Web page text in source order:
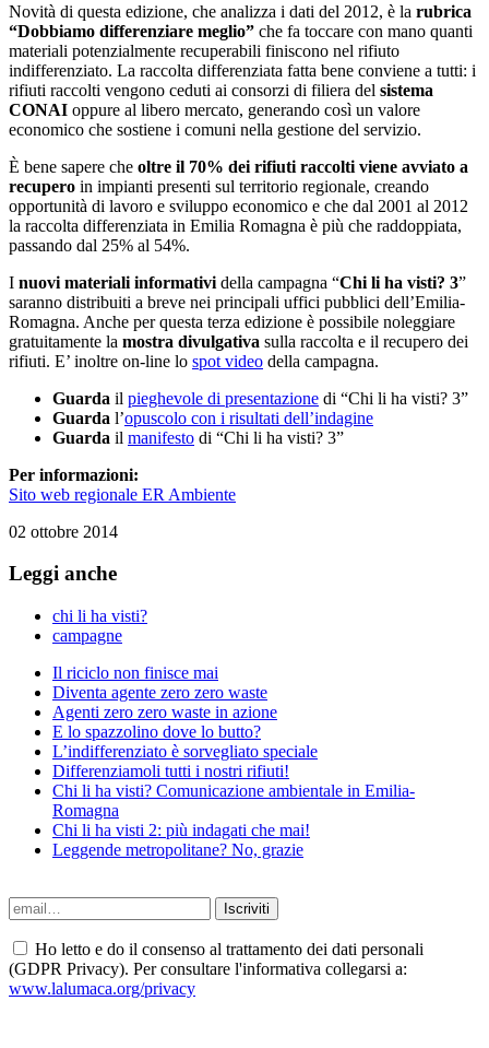
Novità di questa edizione, che analizza i dati del 2012, è la rubrica
“Dobbiamo differenziare meglio” che fa toccare con mano quanti
materiali potenzialmente recuperabili finiscono nel rifiuto
indifferenziato. La raccolta differenziata fatta bene conviene a tutti: i
rifiuti raccolti vengono ceduti ai consorzi di filiera del sistema
CONAI oppure al libero mercato, generando così un valore
economico che sostiene i comuni nella gestione del servizio.
È bene sapere che oltre il 70% dei rifiuti raccolti viene avviato a
recupero in impianti presenti sul territorio regionale, creando
opportunità di lavoro e sviluppo economico e che dal 2001 al 2012
la raccolta differenziata in Emilia Romagna è più che raddoppiata,
passando dal 25% al 54%.
I nuovi materiali informativi della campagna “Chi li ha visti? 3”
saranno distribuiti a breve nei principali uffici pubblici dell’Emilia-
Romagna. Anche per questa terza edizione è possibile noleggiare
gratuitamente la mostra divulgativa sulla raccolta e il recupero dei
rifiuti. E’ inoltre on-line lo spot video della campagna.
Guarda il pieghevole di presentazione di “Chi li ha visti? 3”
Guarda l’opuscolo con i risultati dell’indagine
Guarda il manifesto di “Chi li ha visti? 3”
Per informazioni:
Sito web regionale ER Ambiente
02 ottobre 2014
Leggi anche
chi li ha visti?
campagne
Il riciclo non finisce mai
Diventa agente zero zero waste
Agenti zero zero waste in azione
E lo spazzolino dove lo butto?
L’indifferenziato è sorvegliato speciale
Differenziamoli tutti i nostri rifiuti!
Chi li ha visti? Comunicazione ambientale in Emilia-
Romagna
Chi li ha visti 2: più indagati che mai!
Leggende metropolitane? No, grazie
Ho letto e do il consenso al trattamento dei dati personali
(GDPR Privacy). Per consultare l'informativa collegarsi a:
www.lalumaca.org/privacy